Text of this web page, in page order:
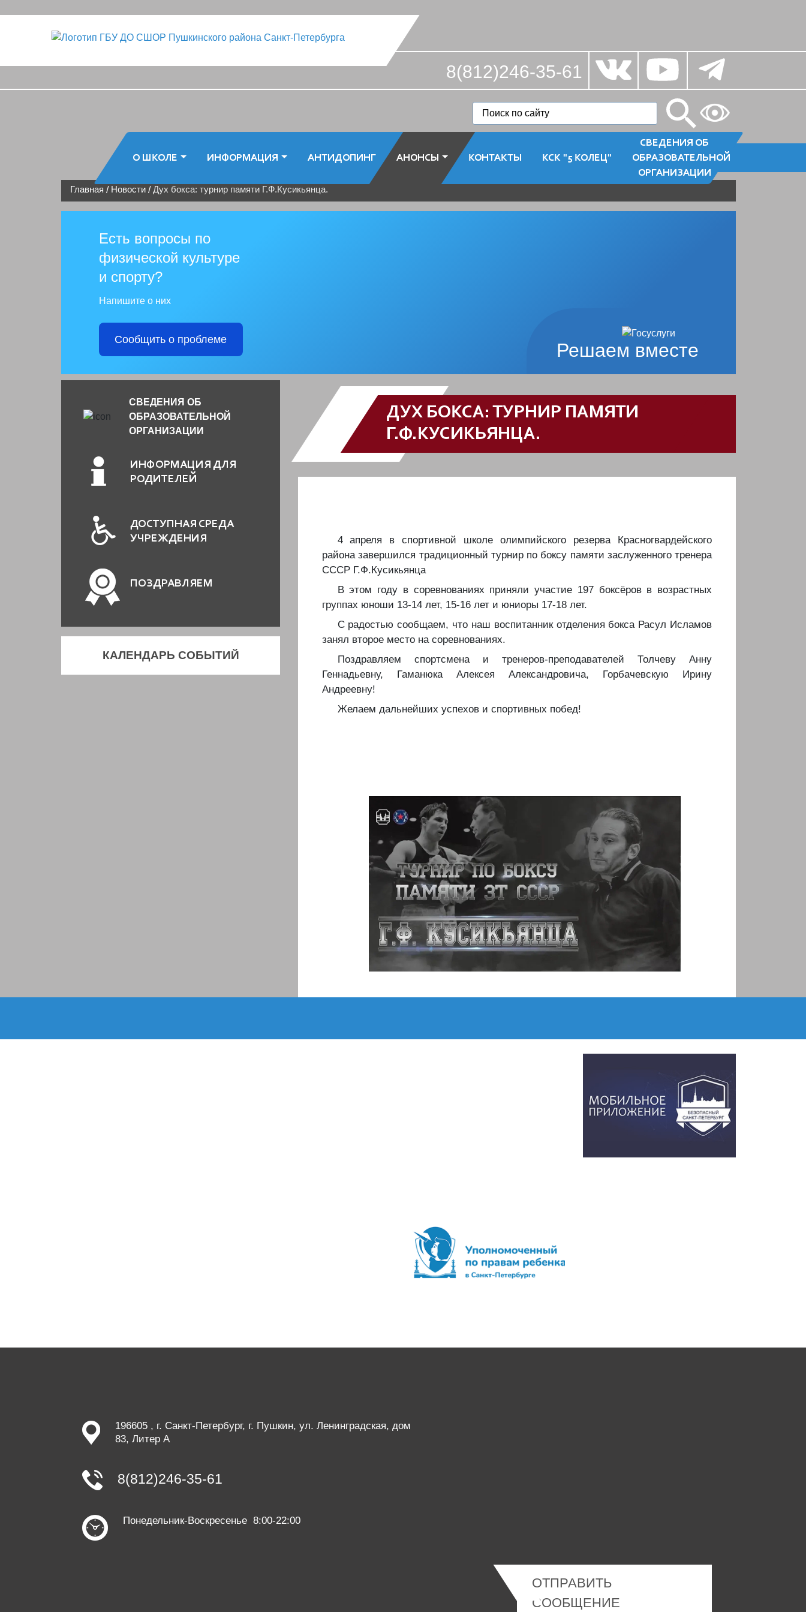
8(812)246-35-61
О ШКОЛЕ ИНФОРМАЦИЯ АНТИДОПИНГ АНОНСЫ КОНТАКТЫ КСК "5 КОЛЕЦ"
СВЕДЕНИЯ ОБ
ОБРАЗОВАТЕЛЬНОЙ
ОРГАНИЗАЦИИ
Главная / Новости /Дух бокса: турнир памяти Г.Ф.Кусикьянца.
Решаем вместе
Есть вопросы по
физической культуре
и спорту?
Напишите о них
Сообщить о проблеме
СВЕДЕНИЯ ОБ
ОБРАЗОВАТЕЛЬНОЙ
ОРГАНИЗАЦИИ
ИНФОРМАЦИЯ ДЛЯ
РОДИТЕЛЕЙ
ДОСТУПНАЯ СРЕДА
УЧРЕЖДЕНИЯ
ПОЗДРАВЛЯЕМ
КАЛЕНДАРЬ СОБЫТИЙ
ДУХ БОКСА: ТУРНИР ПАМЯТИ
Г.Ф.КУСИКЬЯНЦА.
️️4 апреля в спортивной школе олимпийского резерва Красногвардейского
района завершился традиционный турнир по боксу памяти заслуженного тренера
СССР Г.Ф.Кусикьянца
️️В этом году в соревнованиях приняли участие 197 боксёров в возрастных
группах юноши 13-14 лет, 15-16 лет и юниоры 17-18 лет.
️️С радостью сообщаем, что наш воспитанник отделения бокса Расул Исламов
занял второе место на соревнованиях.
️️Поздравляем спортсмена и тренеров-преподавателей Толчеву Анну
Геннадьевну, Гаманюка Алексея Александровича, Горбачевскую Ирину
Андреевну!
️️Желаем дальнейших успехов и спортивных побед!
196605 , г. Санкт-Петербург, г. Пушкин, ул. Ленинградская, дом
83, Литер А
8(812)246-35-61
Понедельник-Воскресенье 8:00-22:00
ОТПРАВИТЬ
СООБЩЕНИЕ